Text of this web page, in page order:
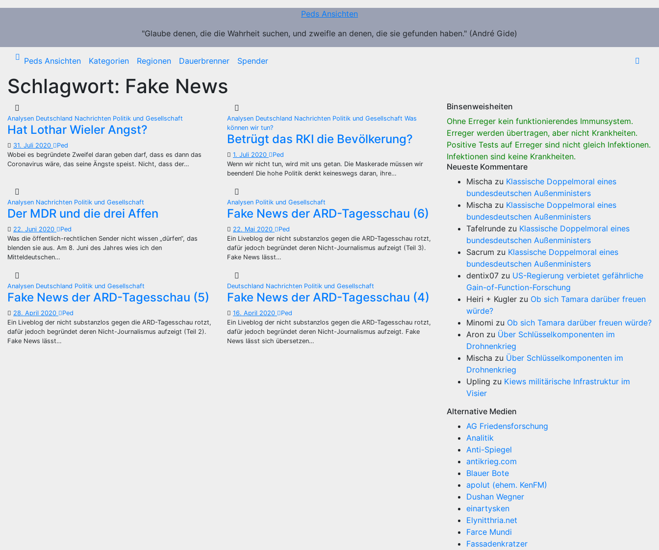
Zum
Peds Ansichten
"Glaube denen, die die Wahrheit suchen, und zweifle an denen, die sie gefunden haben." (André Gide)
Peds Ansichten Kategorien Regionen Dauerbrenner Spender
Schlagwort: Fake News
Analysen Deutschland Nachrichten Politik und Gesellschaft
Hat Lothar Wieler Angst?
31. Juli 2020
Ped
Wobei es begründete Zweifel daran geben darf, dass es dann das
Coronavirus wäre, das seine Ängste speist. Nicht, dass der…
Analysen Deutschland Nachrichten Politik und Gesellschaft Was
können wir tun?
Betrügt das RKI die Bevölkerung?
1. Juli 2020
Ped
Wenn wir nicht tun, wird mit uns getan. Die Maskerade müssen wir
beenden! Die hohe Politik denkt keineswegs daran, ihre…
Analysen Nachrichten Politik und Gesellschaft
Der MDR und die drei Affen
22. Juni 2020
Ped
Was die öffentlich-rechtlichen Sender nicht wissen „dürfen“, das
blenden sie aus. Am 8. Juni des Jahres wies ich den
Mitteldeutschen…
Analysen Politik und Gesellschaft
Fake News der ARD-Tagesschau (6)
22. Mai 2020
Ped
Ein Liveblog der nicht substanzlos gegen die ARD-Tagesschau rotzt,
dafür jedoch begründet deren Nicht-Journalismus aufzeigt (Teil 3).
Fake News lässt…
Analysen Deutschland Politik und Gesellschaft
Fake News der ARD-Tagesschau (5)
28. April 2020
Ped
Ein Liveblog der nicht substanzlos gegen die ARD-Tagesschau rotzt,
dafür jedoch begründet deren Nicht-Journalismus aufzeigt (Teil 2).
Fake News lässt…
Deutschland Nachrichten Politik und Gesellschaft
Fake News der ARD-Tagesschau (4)
16. April 2020
Ped
Ein Liveblog der nicht substanzlos gegen die ARD-Tagesschau rotzt,
dafür jedoch begründet deren Nicht-Journalismus aufzeigt. Fake
News lässt sich übersetzen…
Binsenweisheiten
Ohne Erreger kein funktionierendes Immunsystem.
Erreger werden übertragen, aber nicht Krankheiten.
Positive Tests auf Erreger sind nicht gleich Infektionen.
Infektionen sind keine Krankheiten.
Neueste Kommentare
Mischa zu Klassische Doppelmoral eines
bundesdeutschen Außenministers
Mischa zu Klassische Doppelmoral eines
bundesdeutschen Außenministers
Tafelrunde zu Klassische Doppelmoral eines
bundesdeutschen Außenministers
Sacrum zu Klassische Doppelmoral eines
bundesdeutschen Außenministers
dentix07 zu US-Regierung verbietet gefährliche
Gain-of-Function-Forschung
Heiri + Kugler zu Ob sich Tamara darüber freuen
würde?
Minomi zu Ob sich Tamara darüber freuen würde?
Aron zu Über Schlüsselkomponenten im
Drohnenkrieg
Mischa zu Über Schlüsselkomponenten im
Drohnenkrieg
Upling zu Kiews militärische Infrastruktur im
Visier
Alternative Medien
AG Friedensforschung
Analitik
Anti-Spiegel
antikrieg.com
Blauer Bote
apolut (ehem. KenFM)
Dushan Wegner
einartysken
Elynitthria.net
Farce Mundi
Fassadenkratzer